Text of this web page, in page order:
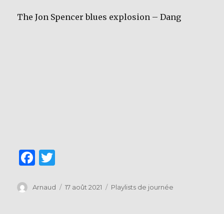
The Jon Spencer blues explosion – Dang
F
c
it
Auteur
Arnaud
Publié
17 août 2021 Catégories
Playlists de journée